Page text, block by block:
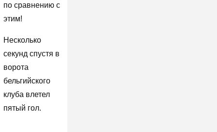
по сравнению с
этим!
Несколько
секунд спустя в
ворота
бельгийского
клуба влетел
пятый гол.